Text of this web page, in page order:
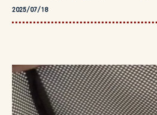
2025/07/18